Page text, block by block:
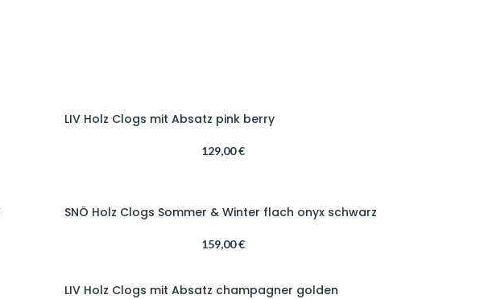
LIV Holz Clogs mit Absatz pink berry
129,00€
SNÖ Holz Clogs Sommer & Winter flach onyx schwarz
159,00€
LIV Holz Clogs mit Absatz champagner golden